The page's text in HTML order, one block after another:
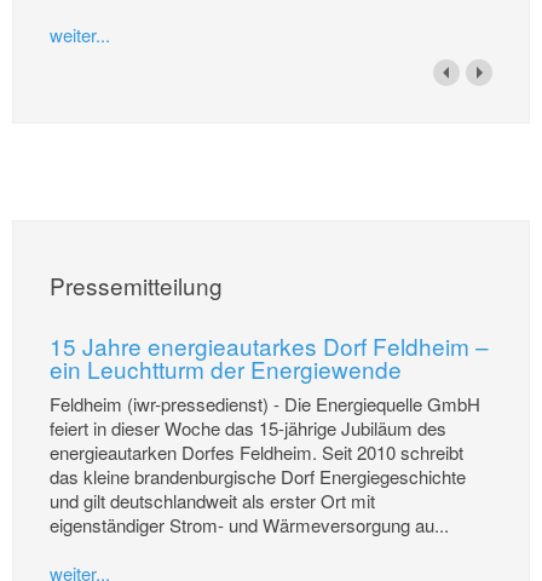
weiter...
Pressemitteilung
15 Jahre energieautarkes Dorf Feldheim –
ein Leuchtturm der Energiewende
Feldheim (iwr-pressedienst) - Die Energiequelle GmbH
feiert in dieser Woche das 15-jährige Jubiläum des
energieautarken Dorfes Feldheim. Seit 2010 schreibt
das kleine brandenburgische Dorf Energiegeschichte
und gilt deutschlandweit als erster Ort mit
eigenständiger Strom- und Wärmeversorgung au...
weiter...